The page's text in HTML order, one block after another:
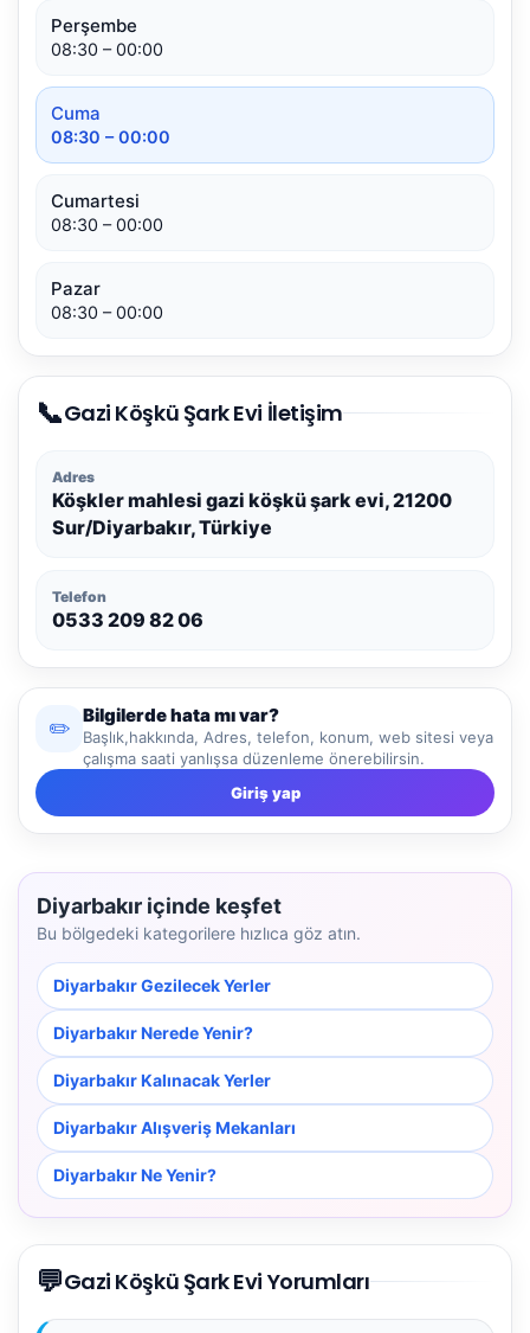
Perşembe
08:30 – 00:00
Cuma
08:30 – 00:00
Cumartesi
08:30 – 00:00
Pazar
08:30 – 00:00
📞Gazi Köşkü Şark Evi İletişim
Adres
Köşkler mahlesi gazi köşkü şark evi, 21200
Sur/Diyarbakır, Türkiye
Telefon
0533 209 82 06
✏️
Bilgilerde hata mı var?
Başlık,hakkında, Adres, telefon, konum, web sitesi veya
çalışma saati yanlışsa düzenleme önerebilirsin.
Giriş yap
Diyarbakır içinde keşfet
Bu bölgedeki kategorilere hızlıca göz atın.
Diyarbakır Gezilecek Yerler
Diyarbakır Nerede Yenir?
Diyarbakır Kalınacak Yerler
Diyarbakır Alışveriş Mekanları
Diyarbakır Ne Yenir?
💬Gazi Köşkü Şark Evi Yorumları